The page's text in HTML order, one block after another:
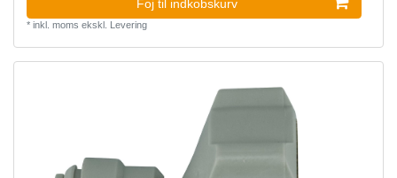
Foj til indkobskurv
* inkl. moms ekskl. Levering